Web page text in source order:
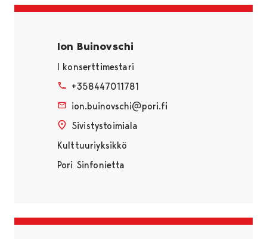
Ion Buinovschi
I konserttimestari
+358447011781
ion.buinovschi@pori.fi
Sivistystoimiala
Kulttuuriyksikkö
Pori Sinfonietta